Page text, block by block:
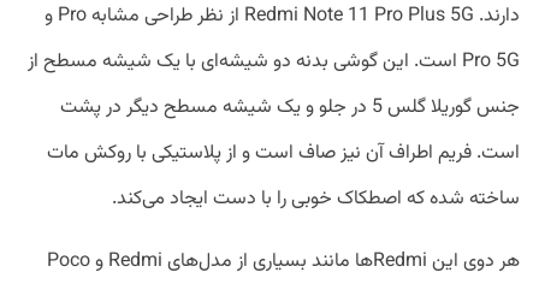
دارند. Redmi Note 11 Pro Plus 5G از نظر طراحی مشابه Pro و
Pro 5G است. این گوشی بدنه دو شیشه‌ای با یک شیشه مسطح از
جنس گوریلا گلس 5 در جلو و یک شیشه مسطح دیگر در پشت
است. فریم اطراف آن نیز صاف است و از پلاستیکی با روکش مات
ساخته شده که اصطکاک خوبی را با دست ایجاد می‌کند.
هر دوی این Redmiها مانند بسیاری از مدل‌های Redmi و Poco